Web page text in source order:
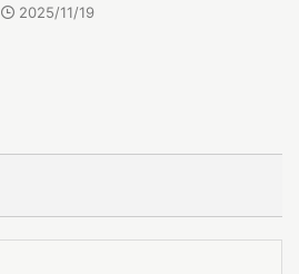
2025/11/19